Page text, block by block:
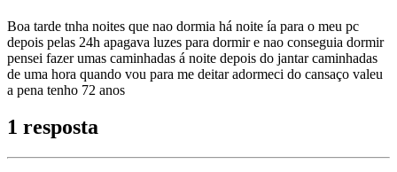
Boa tarde tnha noites que nao dormia há noite ía para o meu pc
depois pelas 24h apagava luzes para dormir e nao conseguia dormir
pensei fazer umas caminhadas á noite depois do jantar caminhadas
de uma hora quando vou para me deitar adormeci do cansaço valeu
a pena tenho 72 anos
1 resposta